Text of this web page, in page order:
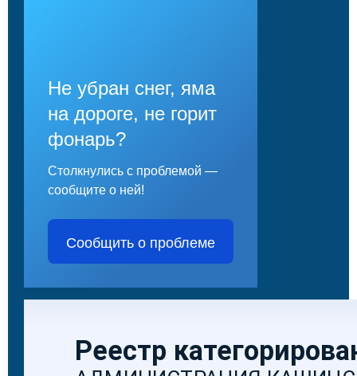
Не убран снег, яма
на дороге, не горит
фонарь?
Столкнулись с проблемой —
сообщите о ней!
Сообщить о проблеме